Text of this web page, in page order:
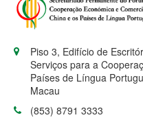
Piso 3, Edifício de
Serviços para a
Países de Língua
Macau
(853) 8791 3333